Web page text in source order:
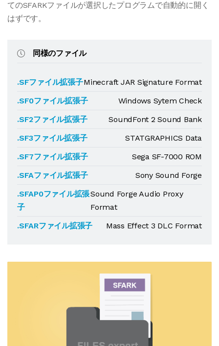
てのSFARKファイルが選択したプログラムで自動的に開く
はずです。
同様のファイル
.SFファイル拡張子Minecraft JAR Signature Format
.SF0ファイル拡張子
Windows Sytem Check
.SF2ファイル拡張子
SoundFont 2 Sound Bank
.SF3ファイル拡張子
STATGRAPHICS Data
.SF7ファイル拡張子
Sega SF-7000 ROM
.SFAファイル拡張子
Sony Sound Forge
.SFAP0ファイル拡張
子
Sound Forge Audio Proxy
Format
.SFARファイル拡張子
Mass Effect 3 DLC Format